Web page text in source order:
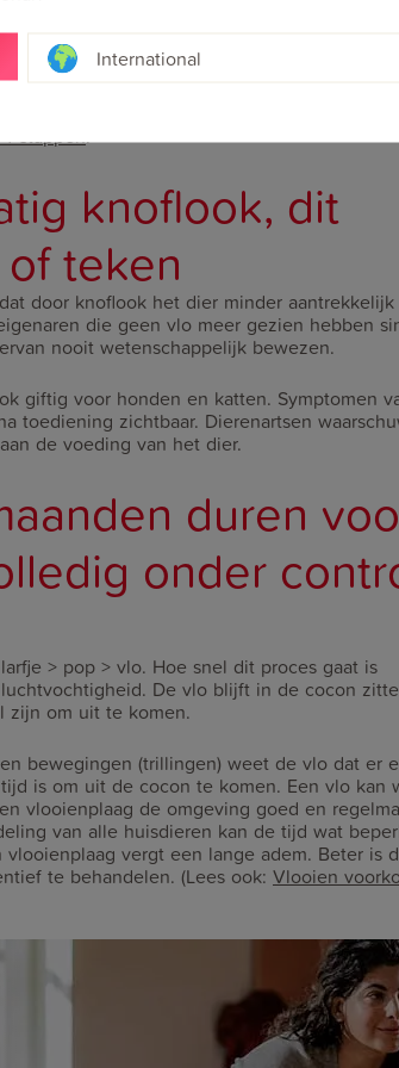
International
vlooien op het dier springen, lijkt het
dier zien omdat de omgevingsdruk op dat
ook de omgeving goed (huis, mand, auto
stappen.
knoflook, dit
teken
door knoflook het dier minder aantrekkelijk
die geen vlo meer gezien hebben
nooit wetenschappelijk bewezen.
giftig voor honden en katten. Symptomen
toediening zichtbaar. Dierenartsen
de voeding van het dier.
duren
onder
> pop > vlo. Hoe snel dit proces gaat is
De vlo blijft in de cocon
zijn om uit te komen.
bewegingen (trillingen) weet de vlo dat er
is om uit de cocon te komen. Een vlo kan
vlooienplaag de omgeving goed en
van alle huisdieren kan de tijd wat
vergt een lange adem. Beter is
te behandelen. (Lees ook: Vlooien